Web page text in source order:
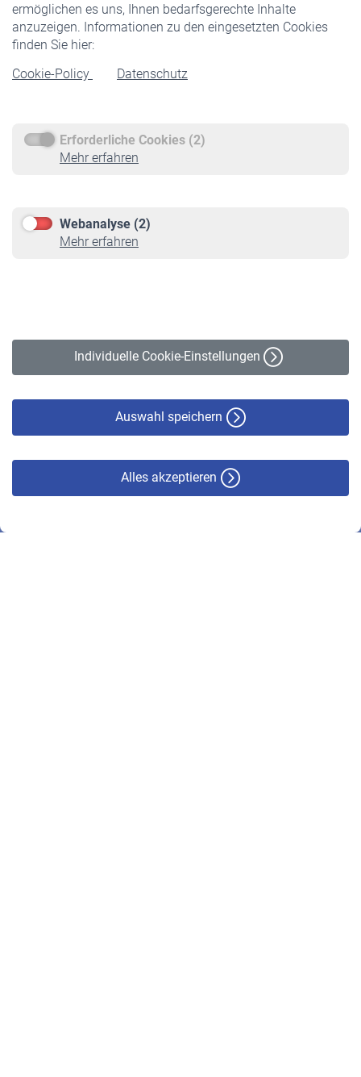
ermöglichen es uns, Ihnen bedarfsgerechte Inhalte
anzuzeigen. Informationen zu den eingesetzten Cookies
finden Sie hier:
Cookie-Policy
Datenschutz
Erforderliche Cookies (2)
Mehr erfahren
Webanalyse (2)
Mehr erfahren
Individuelle Cookie-Einstellungen
Auswahl speichern
Alles akzeptieren
Rentner
Rentenbeginn
Rente beantragen
Service
Informationen
Online-Rechner
VBLnewsletter
Erklärung zur Barrierefreiheit
© VBL 2026